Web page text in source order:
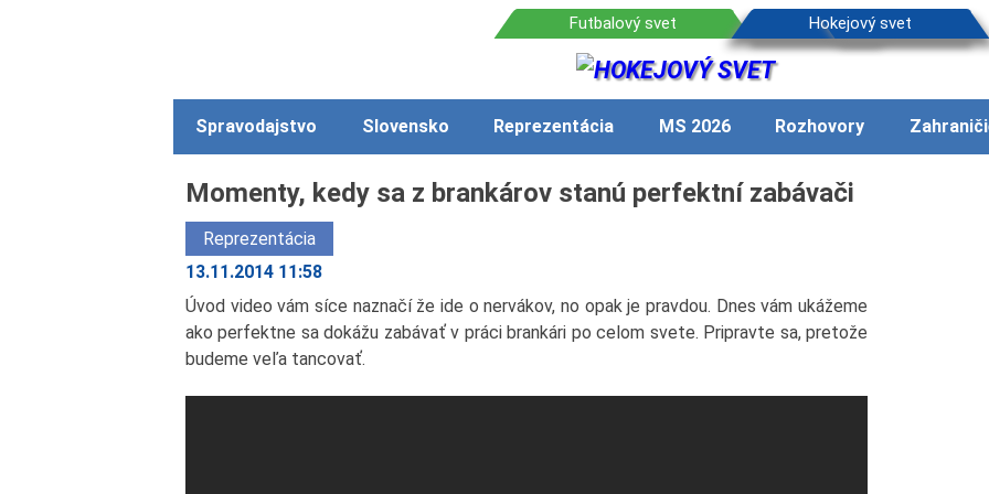
Spravodajstvo Slovensko Reprezentácia MS 2026 Rozhovory
Momenty, kedy sa z brankárov stanú perfektní zabávači
Reprezentácia
13.11.2014 11:58
Úvod video vám síce naznačí že ide o nervákov, no opak je pravdou. Dnes vám ukážeme
ako perfektne sa dokážu zabávať v práci brankári po celom svete. Pripravte sa, pretože
budeme veľa tancovať.